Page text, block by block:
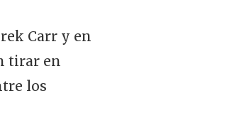
Carr y en
tirar en
los